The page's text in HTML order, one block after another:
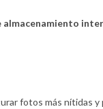
almacenamiento
fotos más nítidas